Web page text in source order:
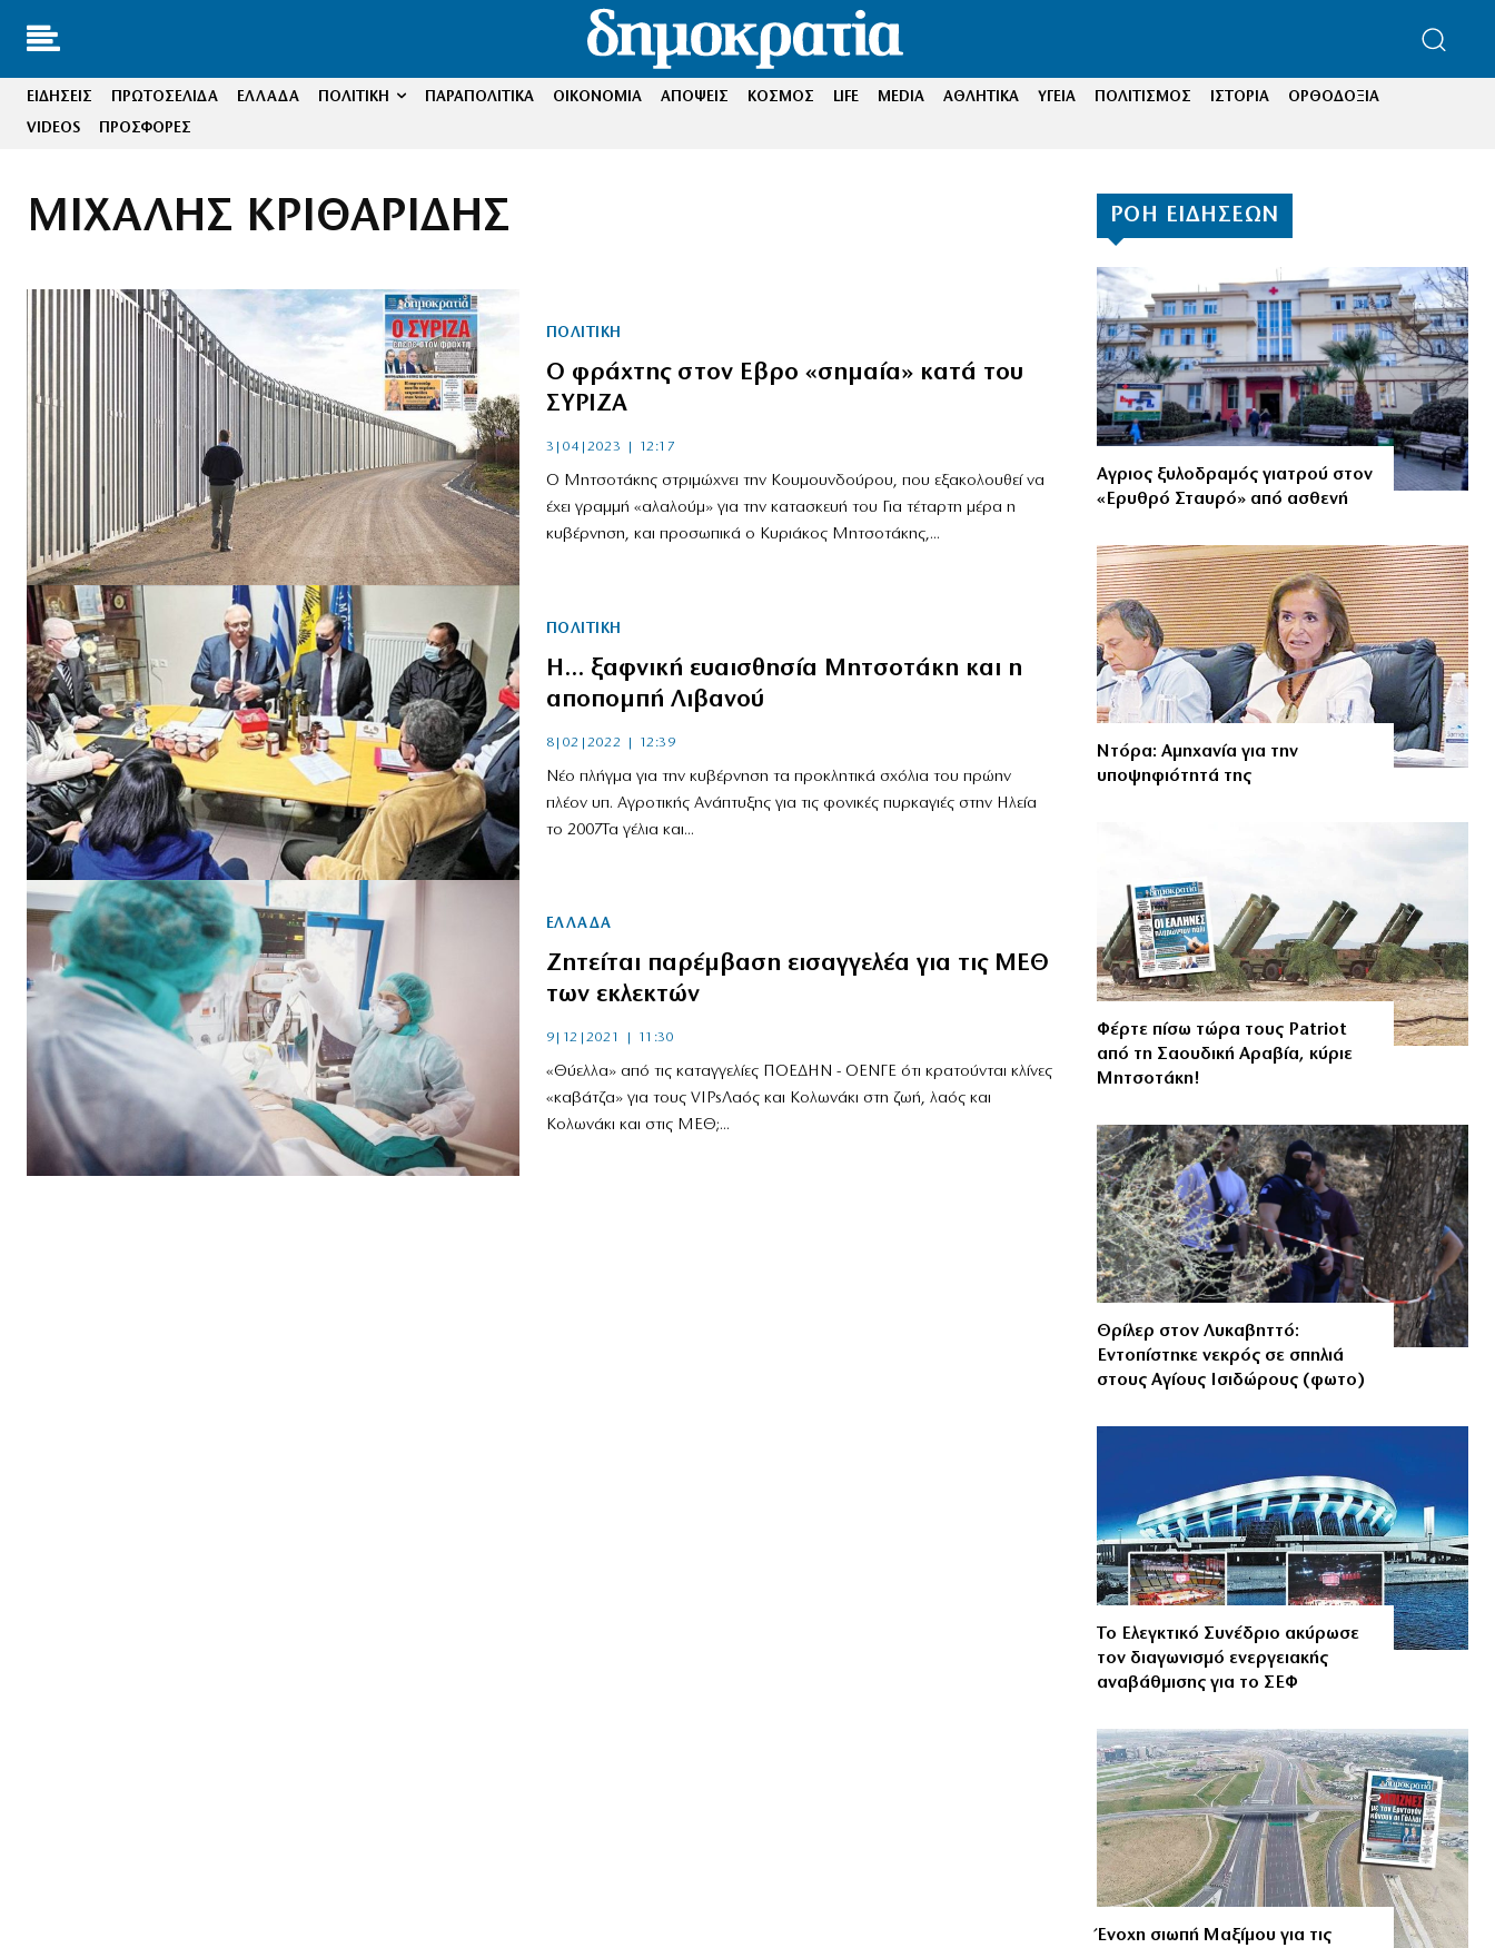
ΕΙΔΗΣΕΙΣ ΠΡΩΤΟΣΕΛΙΔΑ ΕΛΛΑΔΑ ΠΟΛΙΤΙΚΗ ΠΑΡΑΠΟΛΙΤΙΚΑ ΟΙΚΟΝΟΜΙΑ ΑΠΟΨΕΙΣ ΚΟΣΜΟΣ LIFE MEDIA ΑΘΛΗΤΙΚΑ ΥΓΕΙΑ ΠΟΛΙΤΙΣΜΟΣ ΙΣΤΟΡΙΑ
ΟΡΘΟΔΟΞΙΑ
VIDEOS
ΠΡΟΣΦΟΡΕΣ
ΜΙΧΑΛΗΣ ΚΡΙΘΑΡΙΔΗΣ
ΠΟΛΙΤΙΚΗ
Ο φράχτης στον Εβρο «σημαία» κατά του
ΣΥΡΙΖΑ
3|04|2023 | 12:17
Ο Μητσοτάκης στριμώχνει την Κουμουνδούρου, που εξακολουθεί να
έχει γραμμή «αλαλούμ» για την κατασκευή του Για τέταρτη μέρα η
κυβέρνηση, και προσωπικά ο Κυριάκος Μητσοτάκης,...
ΠΟΛΙΤΙΚΗ
Η… ξαφνική ευαισθησία Μητσοτάκη και η
αποπομπή Λιβανού
8|02|2022 | 12:39
Νέο πλήγμα για την κυβέρνηση τα προκλητικά σχόλια του πρώην
πλέον υπ. Αγροτικής Ανάπτυξης για τις φονικές πυρκαγιές στην Ηλεία
το 2007Τα γέλια και...
ΕΛΛΑΔΑ
Ζητείται παρέμβαση εισαγγελέα για τις MEΘ
των εκλεκτών
9|12|2021 | 11:30
«Θύελλα» από τις καταγγελίες ΠΟΕΔΗΝ - ΟΕΝΓΕ ότι κρατούνται κλίνες
«καβάτζα» για τους VIPsΛαός και Κολωνάκι στη ζωή, λαός και
Κολωνάκι και στις ΜΕΘ;...
ΡΟΗ ΕΙΔΗΣΕΩΝ
Αγριος ξυλοδραμός γιατρού στον
«Ερυθρό Σταυρό» από ασθενή
Ντόρα: Αμηχανία για την
υποψηφιότητά της
Φέρτε πίσω τώρα τους Patriot
από τη Σαουδική Αραβία, κύριε
Μητσοτάκη!
Θρίλερ στον Λυκαβηττό:
Εντοπίστηκε νεκρός σε σπηλιά
στους Αγίους Ισιδώρους (φωτο)
Το Ελεγκτικό Συνέδριο ακύρωσε
τον διαγωνισμό ενεργειακής
αναβάθμισης για το ΣΕΦ
Ένοχη σιωπή Μαξίμου για τις